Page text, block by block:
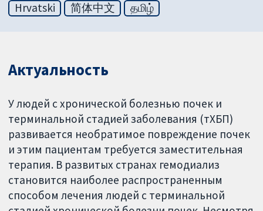
Hrvatski
简体中文 தமிழ்
Актуальность
У людей с хронической болезнью почек и
терминальной стадией заболевания (тХБП)
развивается необратимое повреждение почек
и этим пациентам требуется заместительная
терапия. В развитых странах гемодиализ
становится наиболее распространенным
способом лечения людей с терминальной